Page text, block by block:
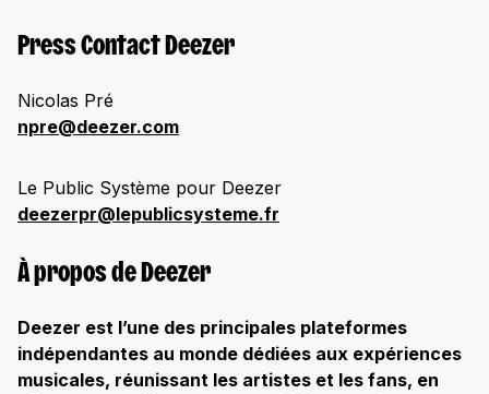
Press Contact Deezer
Nicolas Pré
npre@deezer.com
Le Public Système pour Deezer
deezerpr@lepublicsysteme.fr
À propos de Deezer
Deezer est l’une des principales plateformes
indépendantes au monde dédiées aux expériences
musicales, réunissant les artistes et les fans, en